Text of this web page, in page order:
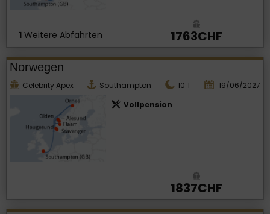
1 Weitere Abfahrten 1763CHF
Norwegen
Celebrity Apex Southampton 10 T
19/06/2027
Vollpension
1837CHF